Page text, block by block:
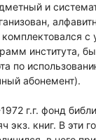
и
с
института,
по
абонемент).
г.г. фонд
экз. книг. В эти